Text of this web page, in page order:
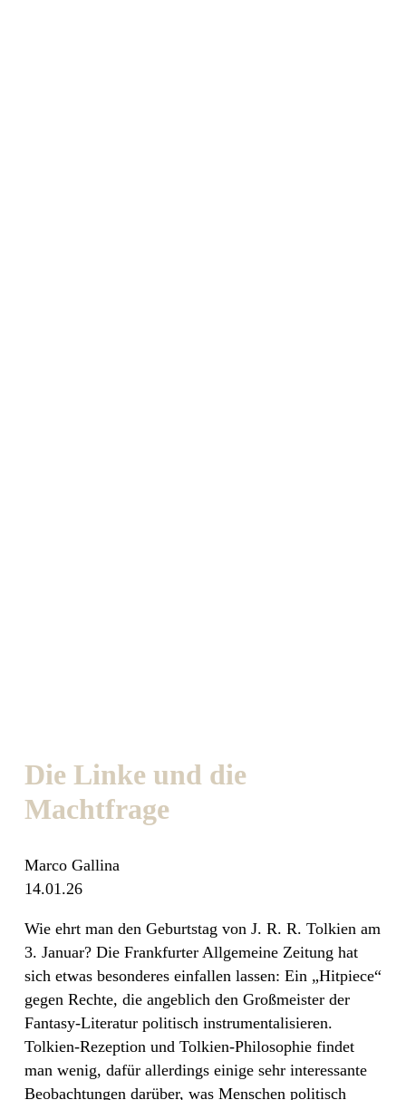
Die Linke und die
Machtfrage
Marco Gallina
14.01.26
Wie ehrt man den Geburtstag von J. R. R. Tolkien am
3. Januar? Die Frankfurter Allgemeine Zeitung hat
sich etwas besonderes einfallen lassen: Ein „Hitpiece“
gegen Rechte, die angeblich den Großmeister der
Fantasy-Literatur politisch instrumentalisieren.
Tolkien-Rezeption und Tolkien-Philosophie findet
man wenig, dafür allerdings einige sehr interessante
Beobachtungen darüber, was Menschen politisch